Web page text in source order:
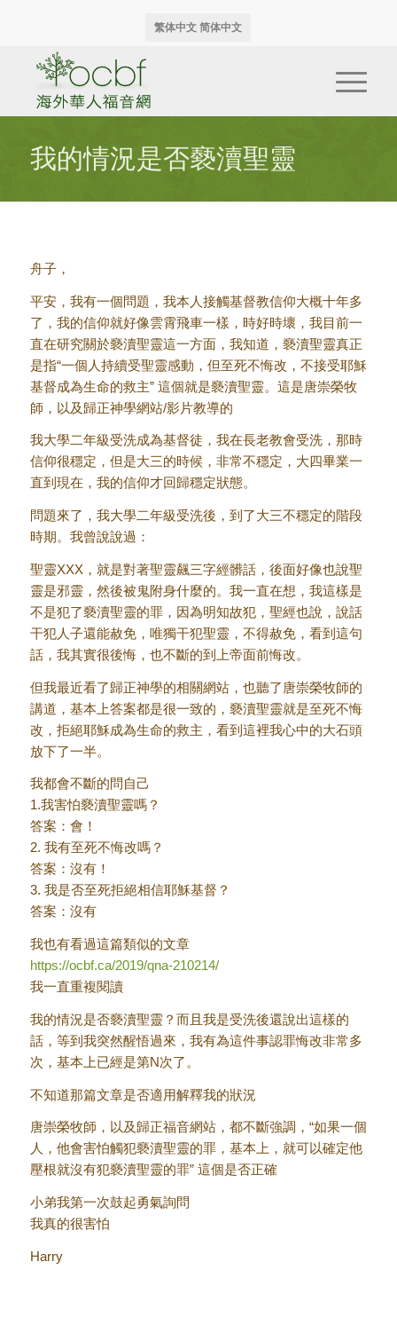
繁体中文 简体中文
我的情況是否褻瀆聖靈
舟子，
平安，我有一個問題，我本人接觸基督教信仰大概十年多
了，我的信仰就好像雲霄飛車一樣，時好時壞，我目前一
直在研究關於褻瀆聖靈這一方面，我知道，褻瀆聖靈真正
是指“一個人持續受聖靈感動，但至死不悔改，不接受耶穌
基督成為生命的救主” 這個就是褻瀆聖靈。這是唐崇榮牧
師，以及歸正神學網站/影片教導的
我大學二年級受洗成為基督徒，我在長老教會受洗，那時
信仰很穩定，但是大三的時候，非常不穩定，大四畢業一
直到現在，我的信仰才回歸穩定狀態。
問題來了，我大學二年級受洗後，到了大三不穩定的階段
時期。我曾說說過：
聖靈XXX，就是對著聖靈飆三字經髒話，後面好像也說聖
靈是邪靈，然後被鬼附身什麼的。我一直在想，我這樣是
不是犯了褻瀆聖靈的罪，因為明知故犯，聖經也說，說話
干犯人子還能赦免，唯獨干犯聖靈，不得赦免，看到這句
話，我其實很後悔，也不斷的到上帝面前悔改。
但我最近看了歸正神學的相關網站，也聽了唐崇榮牧師的
講道，基本上答案都是很一致的，褻瀆聖靈就是至死不悔
改，拒絕耶穌成為生命的救主，看到這裡我心中的大石頭
放下了一半。
我都會不斷的問自己
1.我害怕褻瀆聖靈嗎？
答案：會！
2. 我有至死不悔改嗎？
答案：沒有！
3. 我是否至死拒絕相信耶穌基督？
答案：沒有
我也有看過這篇類似的文章
https://ocbf.ca/2019/qna-210214/
我一直重複閱讀
我的情況是否褻瀆聖靈？而且我是受洗後還說出這樣的
話，等到我突然醒悟過來，我有為這件事認罪悔改非常多
次，基本上已經是第N次了。
不知道那篇文章是否適用解釋我的狀況
唐崇榮牧師，以及歸正福音網站，都不斷強調，“如果一個
人，他會害怕觸犯褻瀆聖靈的罪，基本上，就可以確定他
壓根就沒有犯褻瀆聖靈的罪” 這個是否正確
小弟我第一次鼓起勇氣詢問
我真的很害怕
Harry